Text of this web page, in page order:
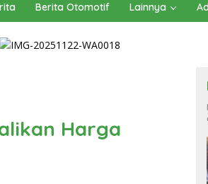
Berita Otomotif Lainnya
Harga